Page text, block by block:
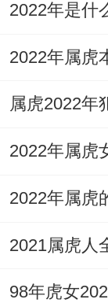
2021属虎人